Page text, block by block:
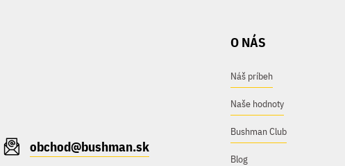
obchod@bushman.sk
O NÁS
Náš príbeh
Naše hodnoty
Bushman Club
Blog